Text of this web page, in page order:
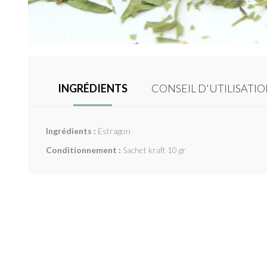
INGRÉDIENTS CONSEIL
Ingrédients : Estragon
Conditionnement : Sachet kraft 10 gr